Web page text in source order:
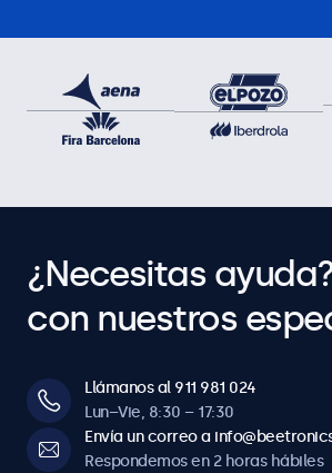
¿Necesitas
con nuestros
Llámanos al 911 981 024
Lun–Vie, 8:30 – 17:30
Envía un correo a
Respondemos en 2 horas hábiles